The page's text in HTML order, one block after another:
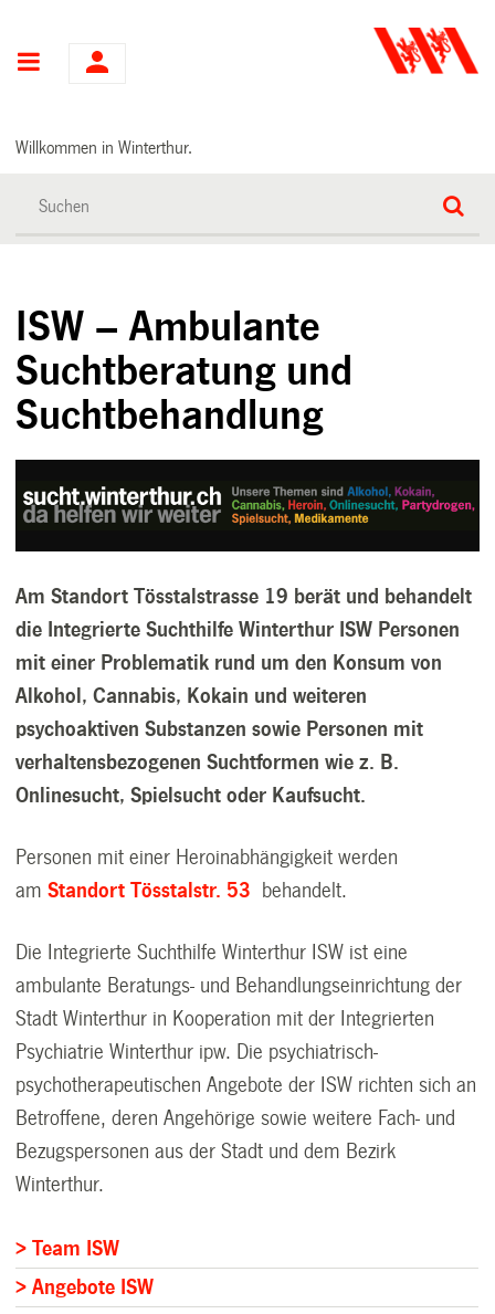
Hauptnavigation
Willkommen in Winterthur.
ISW – Ambulante
Suchtberatung und
Suchtbehandlung
Am Standort Tösstalstrasse 19 berät und behandelt
die Integrierte Suchthilfe Winterthur ISW Personen
mit einer Problematik rund um den Konsum von
Alkohol, Cannabis, Kokain und weiteren
psychoaktiven Substanzen sowie Personen mit
verhaltensbezogenen Suchtformen wie z. B.
Onlinesucht, Spielsucht oder Kaufsucht.
Personen mit einer Heroinabhängigkeit werden
amStandort Tösstalstr. 53 behandelt.
Die Integrierte Suchthilfe Winterthur ISW ist eine
ambulante Beratungs- und Behandlungseinrichtung der
Stadt Winterthur in Kooperation mit der Integrierten
Psychiatrie Winterthur ipw. Die psychiatrisch-
psychotherapeutischen Angebote der ISW richten sich an
Betroffene, deren Angehörige sowie weitere Fach- und
Bezugspersonen aus der Stadt und dem Bezirk
Winterthur.
> Team ISW
> Angebote ISW